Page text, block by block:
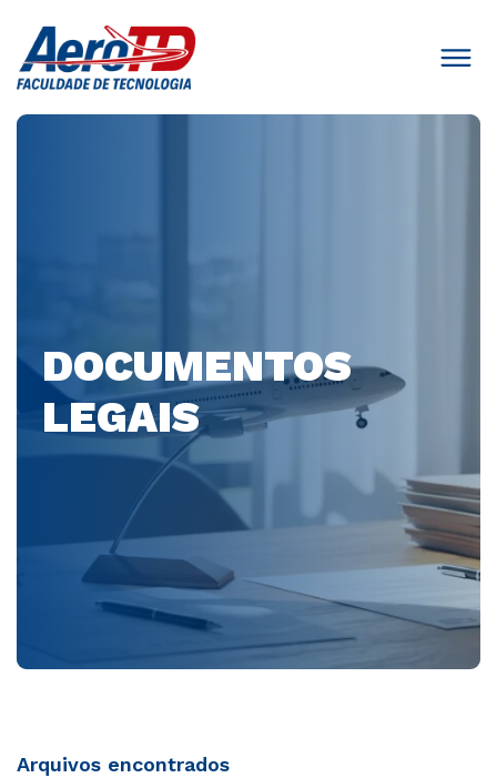
DOCUMENTOS
LEGAIS
Arquivos encontrados